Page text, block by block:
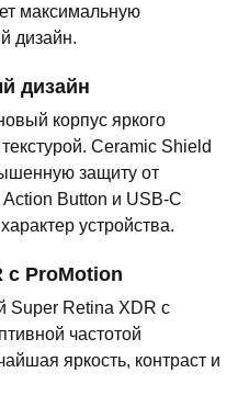
максимальную
дизайн.
дизайн
корпус яркого
Ceramic Shield
защиту от
Button и USB-C
устройства.
с ProMotion
Super Retina XDR с
частотой
яркость, контраст и